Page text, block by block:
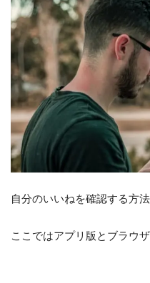
自分のいいねを確認する方法
ここではアプリ版とブラウ